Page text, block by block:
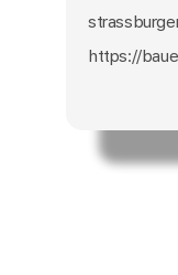
https://